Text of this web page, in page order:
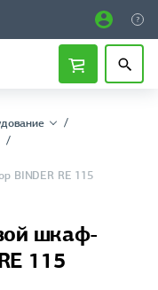
BINDER RE 115
шкаф-
115